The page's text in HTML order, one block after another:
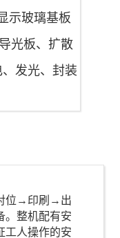
示玻璃基板
光板、扩散
发光、封装
位→印刷→出
整机配有安
工人操作的安